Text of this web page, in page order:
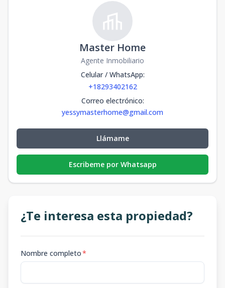
Master Home
Agente Inmobiliario
Celular / WhatsApp:
+18293402162
Correo electrónico:
yessymasterhome@gmail.com
Llámame
Escribeme por Whatsapp
¿Te interesa esta propiedad?
Nombre completo*